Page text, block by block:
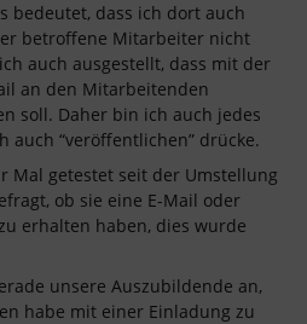
bedeutet, dass ich dort auch
betroffene Mitarbeiter nicht
auch ausgestellt, dass mit der
an den Mitarbeitenden
soll. Daher bin ich auch jedes
auch “veröffentlichen” drücke.
Mal getestet seit der Umstellung
ob sie eine E-Mail oder
erhalten haben, dies wurde
unsere Auszubildende an,
habe mit einer Einladung zu